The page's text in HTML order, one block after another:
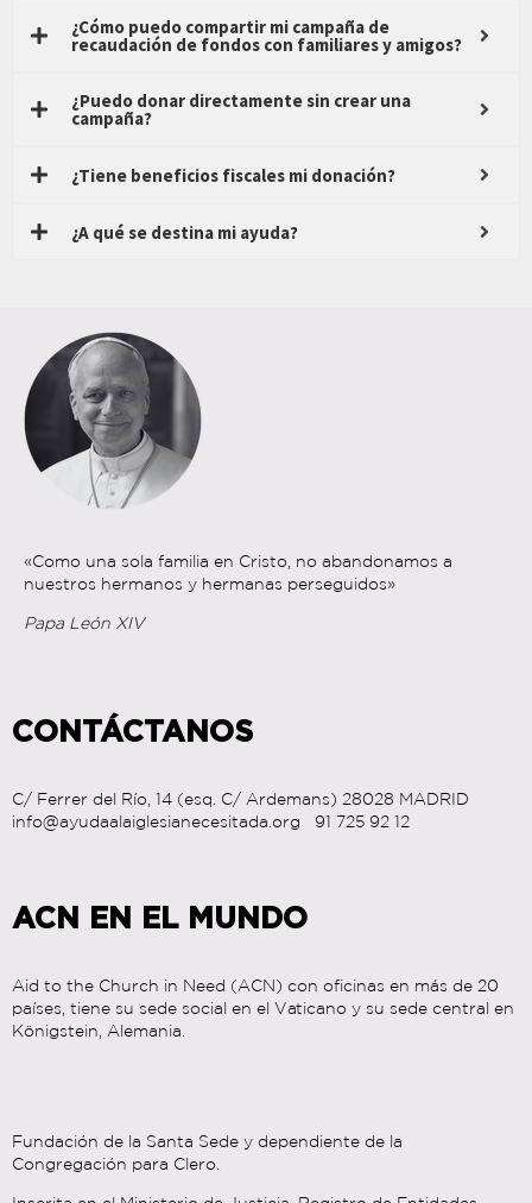
¿Cómo puedo compartir mi campaña de
recaudación de fondos con familiares y amigos?
¿Puedo donar directamente sin crear una
campaña?
¿Tiene beneficios fiscales mi donación?
¿A qué se destina mi ayuda?
«Como una sola familia en Cristo, no abandonamos a
nuestros hermanos y hermanas perseguidos»
Papa León XIV
CONTÁCTANOS
C/ Ferrer del Río, 14 (esq. C/ Ardemans) 28028 MADRID
info@ayudaalaiglesianecesitada.org 91 725 92 12
ACN EN EL MUNDO
Aid to the Church in Need (ACN) con oficinas en más de 20
países, tiene su sede social en el Vaticano y su sede central en
Königstein, Alemania.
Fundación de la Santa Sede y dependiente de la
Congregación para Clero.